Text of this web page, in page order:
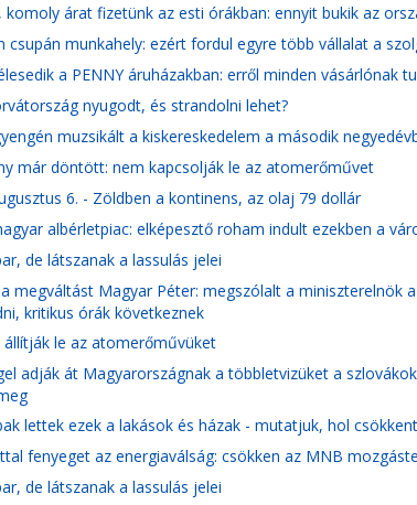
komoly árat fizetünk az esti órákban: ennyit bukik az
csupán munkahely: ezért fordul egyre több vállalat a
a PENNY áruházakban: erről minden vásárlónak
nyugodt, és strandolni lehet?
muzsikált a kiskereskedelem a második
már döntött: nem kapcsolják le az atomerőművet
6. - Zöldben a kontinens, az olaj 79 dollár
albérletpiac: elképesztő roham indult ezekben a
de látszanak a lassulás jelei
megváltást Magyar Péter: megszólalt a miniszterelnök
kritikus órák következnek
le az atomerőművüket
adják át Magyarországnak a többletvizüket a
lettek ezek a lakások és házak - mutatjuk, hol
fenyeget az energiaválság: csökken az MNB
de látszanak a lassulás jelei